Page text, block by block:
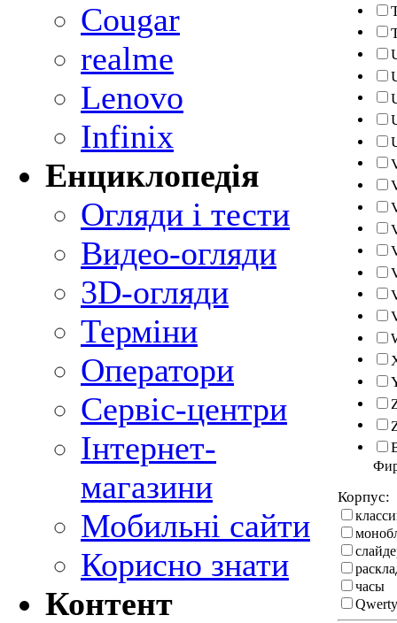
Cougar
realme
Lenovo
Infinix
Енциклопедія
Огляди і тести
Видео-огляди
3D-огляди
Терміни
Оператори
Сервіс-центри
Інтернет-
магазини
Мобильні сайти
Корисно знати
Контент
Корпус:
часы